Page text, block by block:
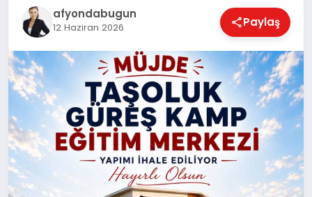
EKONOMI
MAGAZIN
SAĞLIK
SIYASET
afyondabugun
12 Haziran 2026 Paylaş